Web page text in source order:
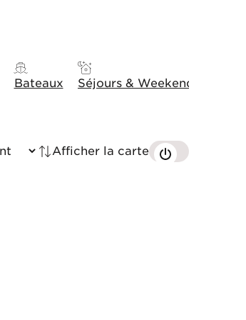
Bateaux Séjours & Weekends
Afficher la carte